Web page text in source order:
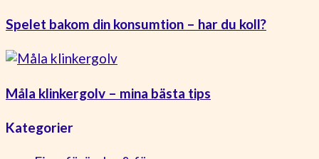
Spelet bakom din konsumtion – har du koll?
Måla klinkergolv – mina bästa tips
Kategorier